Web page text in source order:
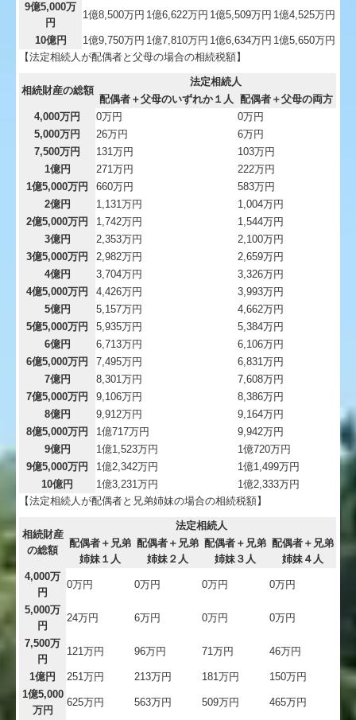
9億5,000万
円
1億8,500万円 1億6,622万円 1億5,509万円 1億4,525万円
10億円 1億9,750万円 1億7,810万円 1億6,634万円 1億5,650万円
【法定相続人が配偶者と父母の場合の相続税額】
相続財産の総額
法定相続人
配偶者＋父母のいずれか１人
配偶者＋父母の両方
4,000万円
0万円
0万円
5,000万円
26万円
6万円
7,500万円
131万円
103万円
1億円
271万円
222万円
1億5,000万円
660万円
583万円
2億円
1,131万円
1,004万円
2億5,000万円
1,742万円
1,544万円
3億円
2,353万円
2,100万円
3億5,000万円
2,982万円
2,659万円
4億円
3,704万円
3,326万円
4億5,000万円
4,426万円
3,993万円
5億円
5,157万円
4,662万円
5億5,000万円
5,935万円
5,384万円
6億円
6,713万円
6,106万円
6億5,000万円
7,495万円
6,831万円
7億円
8,301万円
7,608万円
7億5,000万円
9,106万円
8,386万円
8億円
9,912万円
9,164万円
8億5,000万円
1億717万円
9,942万円
9億円
1億1,523万円
1億720万円
9億5,000万円
1億2,342万円
1億1,499万円
10億円
1億3,231万円
1億2,333万円
【法定相続人が配偶者と兄弟姉妹の場合の相続税額】
相続財産
の総額
法定相続人
配偶者＋兄弟
姉妹１人
配偶者＋兄弟
姉妹２人
配偶者＋兄弟
姉妹３人
配偶者＋兄弟
姉妹４人
4,000万
円
0万円 0万円 0万円 0万円
5,000万
円
24万円 6万円 0万円 0万円
7,500万
円
121万円 96万円 71万円 46万円
1億円 251万円 213万円 181万円
150万円
1億5,000
万円
625万円 563万円 509万円 465万円